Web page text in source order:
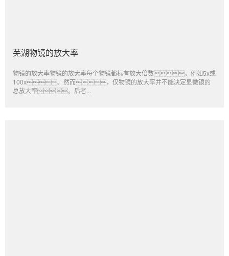
芜湖物镜的放大率
物镜的放大率物镜的放大率每个物镜都标有放大倍数，例如5x或
100x。然而，仅物镜的放大率并不能决定显微镜的
总放大率。后者...